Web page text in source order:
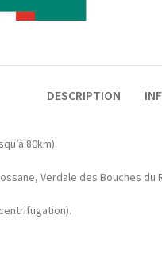
DESCRIPTION
80km).
Verdale des Bouches du